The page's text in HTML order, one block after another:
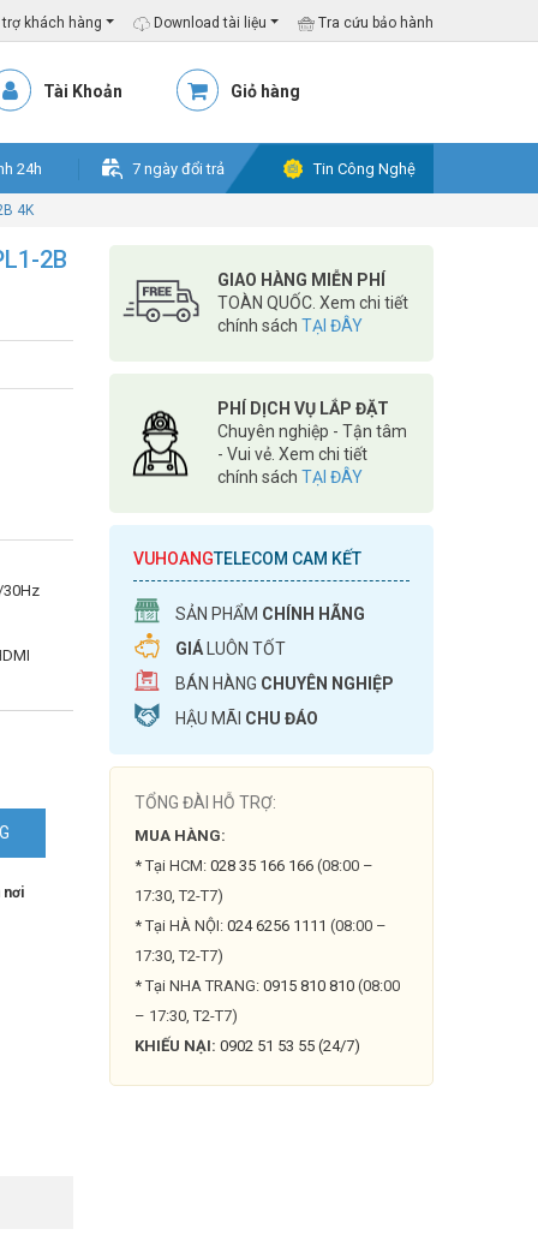
khách hàng Download tài liệu Tra cứu bảo hành
Tài Khoản Giỏ hàng
24h 7 ngày đổi trả Tin Công Nghệ
4K
2B
30Hz
nơi
GIAO HÀNG MIỄN PHÍ
TOÀN QUỐC. Xem chi tiết
chính sách TẠI ĐÂY
PHÍ DỊCH VỤ LẮP ĐẶT
Chuyên nghiệp - Tận tâm
- Vui vẻ. Xem chi tiết
chính sách TẠI ĐÂY
VUHOANGTELECOM CAM KẾT
SẢN PHẨM CHÍNH HÃNG
GIÁ LUÔN TỐT
BÁN HÀNG CHUYÊN NGHIỆP
HẬU MÃI CHU ĐÁO
TỔNG ĐÀI HỖ TRỢ:
MUA HÀNG:
* Tại HCM: 028 35 166 166 (08:00 –
17:30, T2-T7)
* Tại HÀ NỘI: 024 6256 1111 (08:00 –
17:30, T2-T7)
* Tại NHA TRANG: 0915 810 810 (08:00
– 17:30, T2-T7)
KHIẾU NẠI: 0902 51 53 55 (24/7)